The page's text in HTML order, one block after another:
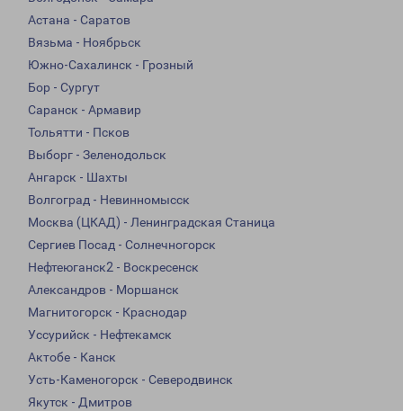
Астана - Саратов
Вязьма - Ноябрьск
Южно-Сахалинск - Грозный
Бор - Сургут
Саранск - Армавир
Тольятти - Псков
Выборг - Зеленодольск
Ангарск - Шахты
Волгоград - Невинномысск
Москва (ЦКАД) - Ленинградская Станица
Сергиев Посад - Солнечногорск
Нефтеюганск2 - Воскресенск
Александров - Моршанск
Магнитогорск - Краснодар
Уссурийск - Нефтекамск
Актобе - Канск
Усть-Каменогорск - Северодвинск
Якутск - Дмитров